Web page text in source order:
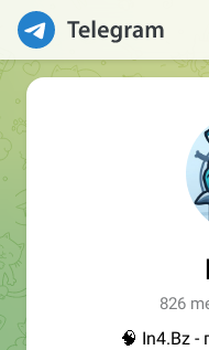
826
🧠 In4.Bz -